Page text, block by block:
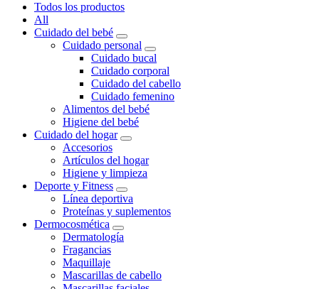
Todos los productos
All
Cuidado del bebé
Cuidado personal
Cuidado bucal
Cuidado corporal
Cuidado del cabello
Cuidado femenino
Alimentos del bebé
Higiene del bebé
Cuidado del hogar
Accesorios
Artículos del hogar
Higiene y limpieza
Deporte y Fitness
Línea deportiva
Proteínas y suplementos
Dermocosmética
Dermatología
Fragancias
Maquillaje
Mascarillas de cabello